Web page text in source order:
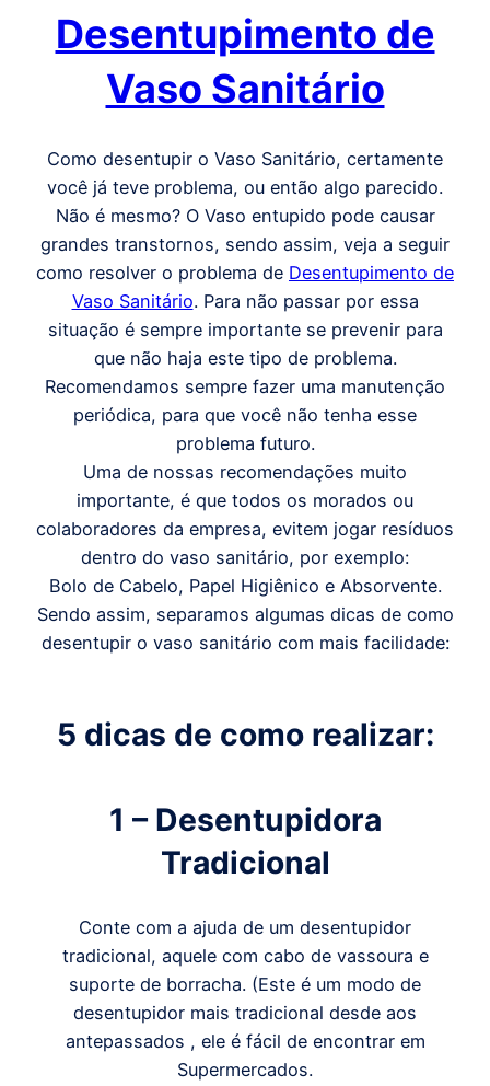
Desentupimento de
Vaso Sanitário
Como desentupir o Vaso Sanitário, certamente
você já teve problema, ou então algo parecido.
Não é mesmo? O Vaso entupido pode causar
grandes transtornos, sendo assim, veja a seguir
como resolver o problema de Desentupimento de
Vaso Sanitário. Para não passar por essa
situação é sempre importante se prevenir para
que não haja este tipo de problema.
Recomendamos sempre fazer uma manutenção
periódica, para que você não tenha esse
problema futuro.
Uma de nossas recomendações muito
importante, é que todos os morados ou
colaboradores da empresa, evitem jogar resíduos
dentro do vaso sanitário, por exemplo:
Bolo de Cabelo, Papel Higiênico e Absorvente.
Sendo assim, separamos algumas dicas de como
desentupir o vaso sanitário com mais facilidade:
5 dicas de como realizar:
1 – Desentupidora
Tradicional
Conte com a ajuda de um desentupidor
tradicional, aquele com cabo de vassoura e
suporte de borracha. (Este é um modo de
desentupidor mais tradicional desde aos
antepassados , ele é fácil de encontrar em
Supermercados.